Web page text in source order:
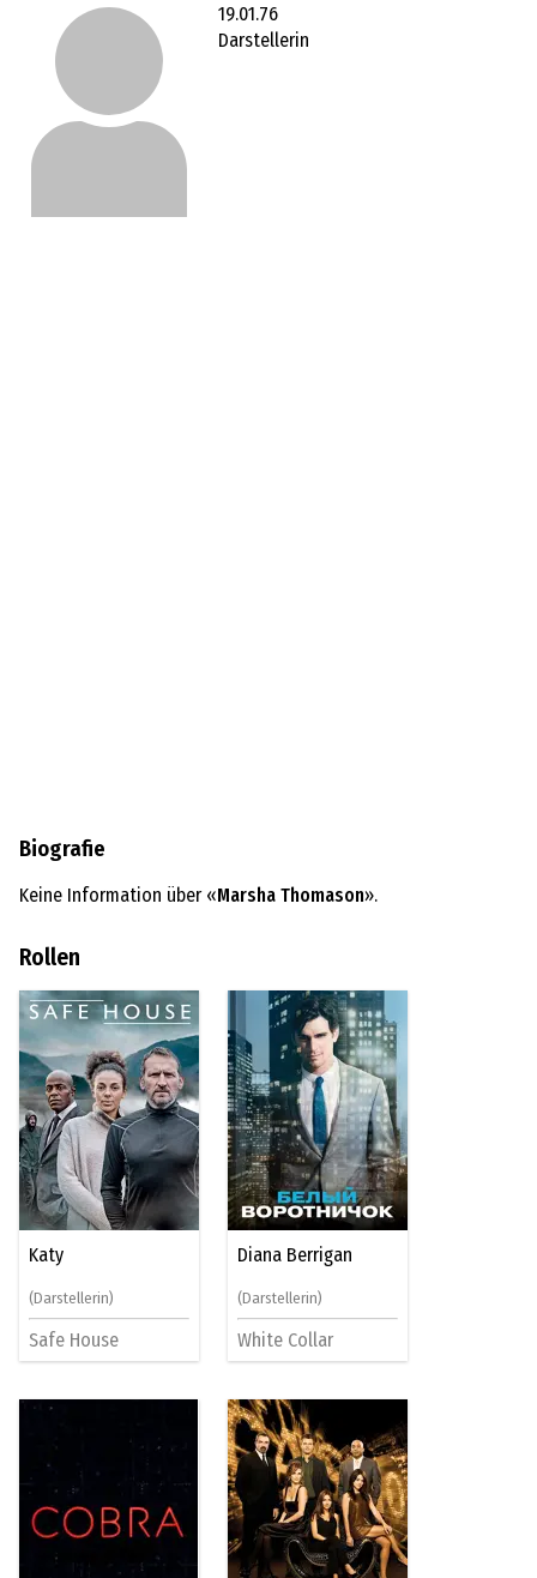
19.01.76
Darstellerin
Biografie
Keine Information über «Marsha Thomason».
Rollen
Katy
(Darstellerin)
Safe House
Diana Berrigan
(Darstellerin)
White Collar